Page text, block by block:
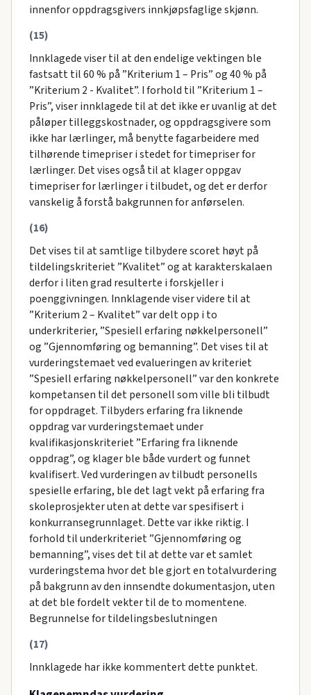
innenfor oppdragsgivers innkjøpsfaglige skjønn.
(15)
Innklagede viser til at den endelige vektingen ble
fastsatt til 60 % på ”Kriterium 1 – Pris” og 40 % på
”Kriterium 2 - Kvalitet”. I forhold til ”Kriterium 1 –
Pris”, viser innklagede til at det ikke er uvanlig at det
påløper tilleggskostnader, og oppdragsgivere som
ikke har lærlinger, må benytte fagarbeidere med
tilhørende timepriser i stedet for timepriser for
lærlinger. Det vises også til at klager oppgav
timepriser for lærlinger i tilbudet, og det er derfor
vanskelig å forstå bakgrunnen for anførselen.
(16)
Det vises til at samtlige tilbydere scoret høyt på
tildelingskriteriet ”Kvalitet” og at karakterskalaen
derfor i liten grad resulterte i forskjeller i
poenggivningen. Innklagende viser videre til at
”Kriterium 2 – Kvalitet” var delt opp i to
underkriterier, ”Spesiell erfaring nøkkelpersonell”
og ”Gjennomføring og bemanning”. Det vises til at
vurderingstemaet ved evalueringen av kriteriet
”Spesiell erfaring nøkkelpersonell” var den konkrete
kompetansen til det personell som ville bli tilbudt
for oppdraget. Tilbyders erfaring fra liknende
oppdrag var vurderingstemaet under
kvalifikasjonskriteriet ”Erfaring fra liknende
oppdrag”, og klager ble både vurdert og funnet
kvalifisert. Ved vurderingen av tilbudt personells
spesielle erfaring, ble det lagt vekt på erfaring fra
skoleprosjekter uten at dette var spesifisert i
konkurransegrunnlaget. Dette var ikke riktig. I
forhold til underkriteriet ”Gjennomføring og
bemanning”, vises det til at dette var et samlet
vurderingstema hvor det ble gjort en totalvurdering
på bakgrunn av den innsendte dokumentasjon, uten
at det ble fordelt vekter til de to momentene.
Begrunnelse for tildelingsbeslutningen
(17)
Innklagede har ikke kommentert dette punktet.